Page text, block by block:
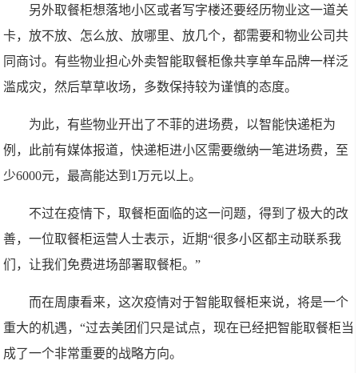
另外取餐柜想落地小区或者写字楼还要经历物业这一道关
卡，放不放、怎么放、放哪里、放几个，都需要和物业公司共
同商讨。有些物业担心外卖智能取餐柜像共享单车品牌一样泛
滥成灾，然后草草收场，多数保持较为谨慎的态度。
为此，有些物业开出了不菲的进场费，以智能快递柜为
例，此前有媒体报道，快递柜进小区需要缴纳一笔进场费，至
少6000元，最高能达到1万元以上。
不过在疫情下，取餐柜面临的这一问题，得到了极大的改
善，一位取餐柜运营人士表示，近期“很多小区都主动联系我
们，让我们免费进场部署取餐柜。”
而在周康看来，这次疫情对于智能取餐柜来说，将是一个
重大的机遇，“过去美团们只是试点，现在已经把智能取餐柜当
成了一个非常重要的战略方向。